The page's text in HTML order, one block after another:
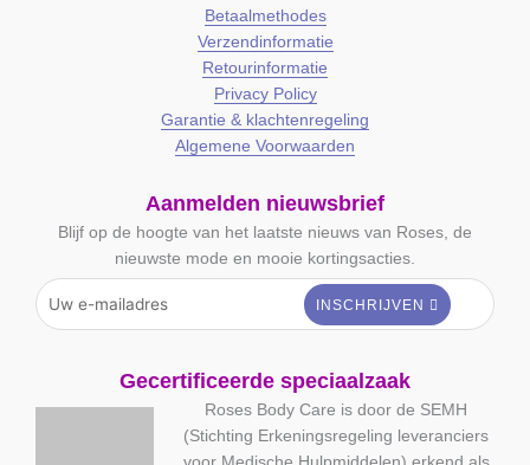
Betaalmethodes
Verzendinformatie
Retourinformatie
Privacy Policy
Garantie & klachtenregeling
Algemene Voorwaarden
Aanmelden nieuwsbrief
Blijf op de hoogte van het laatste nieuws van Roses, de
nieuwste mode en mooie kortingsacties.
Gecertificeerde speciaalzaak
Roses Body Care is door de SEMH
(Stichting Erkeningsregeling leveranciers